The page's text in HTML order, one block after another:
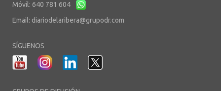
Móvil: 640 781 604
Email: diariodelaribera@grupodr.com
SÍGUENOS